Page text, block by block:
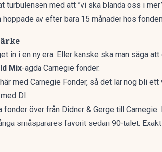
turbulensen med att ”vi ska blanda oss i
hoppade av efter bara 15 månader hos
in i en ny era. Eller kanske ska man säga
Mix-ägda Carnegie fonder.
med Carnegie Fonder, så det lär nog bli ett
DI.
över från Didner & Gerge till
småsparares favorit sedan 90-talet.